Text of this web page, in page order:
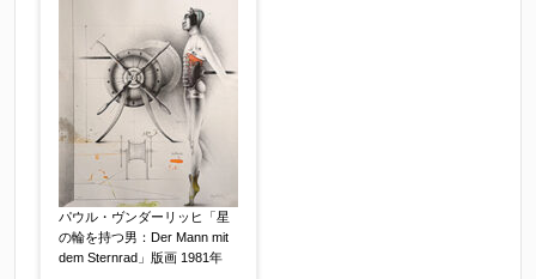
他社様の査定価格
会社名：
査定額：
※他社様からご提示された査定額がございました
らお知らせください。その価格が適切かお返事申
パウル・ヴンダーリッヒ「星
の輪を持つ男：Der Mann mit
dem Sternrad」版画 1981年